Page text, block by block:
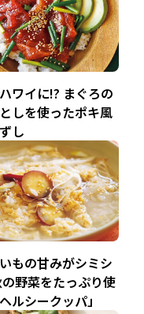
ワイに!? まぐろの
しを使ったポキ風
し
もの甘みがシミシ
野菜をたっぷり使
ルシークッパ」